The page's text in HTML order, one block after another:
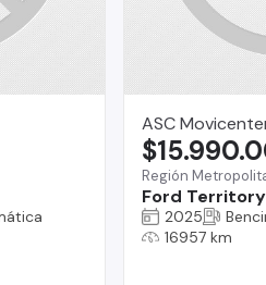
ASC
Región
Ford Territory
2025
16957 km